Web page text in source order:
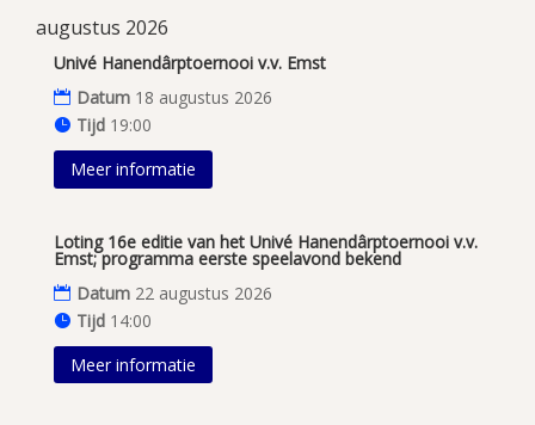
augustus 2026
Univé Hanendârptoernooi v.v. Emst
Datum 18 augustus 2026
Tijd 19:00
Meer informatie
Loting 16e editie van het Univé Hanendârptoernooi v.v.
Emst; programma eerste speelavond bekend
Datum 22 augustus 2026
Tijd 14:00
Meer informatie